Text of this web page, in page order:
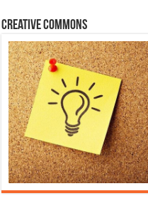
Creative Commons